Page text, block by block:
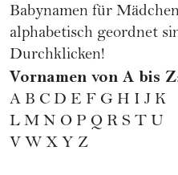
Babynamen für
alphabetisch geordnet
Durchklicken!
Vornamen von A bis Z
A B C D E F G H I J K
L M N O P Q R S T U
V W X Y Z